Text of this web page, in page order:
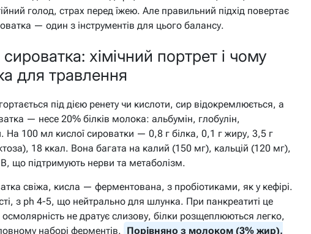
голод, страх перед їжею. Але правильний підхід повертає
— один з інструментів для цього балансу.
хімічний портрет і чому
для травлення
під дією ренету чи кислоти, сир відокремлюється, а
— несе 20% білків молока: альбумін, глобулін,
На 100 мл кислої сироватки — 0,8 г білка, 0,1 г жиру, 3,5 г
18 ккал. Вона багата на калий (150 мг), кальцій (120 мг),
B, що підтримують нерви та метаболізм.
свіжа, кисла — ферментована, з пробіотиками, як у кефірі.
з ph 4-5, що нейтрально для шлунка. При панкреатиті це
не дратує слизову, білки розщеплюються легко,
наборі ферментів. Порівняно з молоком (3% жир),